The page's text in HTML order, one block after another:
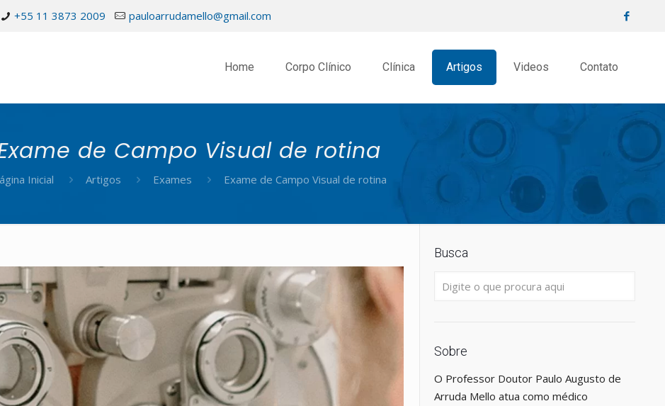
+55 11 3873 2009 pauloarrudamello@gmail.com
Home Corpo Clínico Clínica Artigos Videos Contato
de Campo Visual de rotina
Inicial Artigos Exames Exame de Campo Visual de rotina
Busca
Sobre
O Professor Doutor Paulo Augusto de
Arruda Mello atua como médico